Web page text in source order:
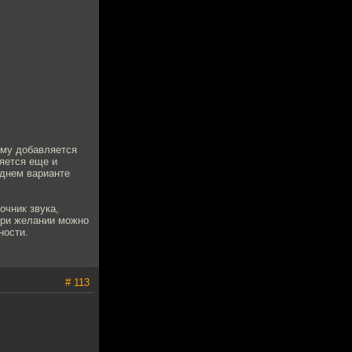
добавляется
еще и
варианте
звука,
желании можно
# 113